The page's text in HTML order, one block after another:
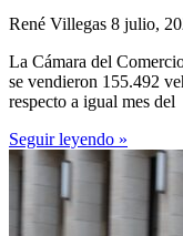
René Villegas 8 julio,
La Cámara del
se vendieron 155.492
respecto a igual mes del
Seguir leyendo »